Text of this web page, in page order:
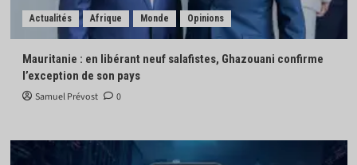
Actualités Afrique Monde Opinions
Mauritanie : en libérant neuf salafistes, Ghazouani confirme
l’exception de son pays
Samuel Prévost 0